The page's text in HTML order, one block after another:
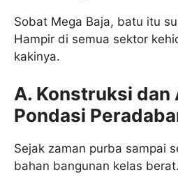
Sobat Mega Baja, batu itu
Hampir di semua sektor
kakinya.
A. Konstruksi
Pondasi
Sejak zaman purba sampai
bahan bangunan kelas berat.